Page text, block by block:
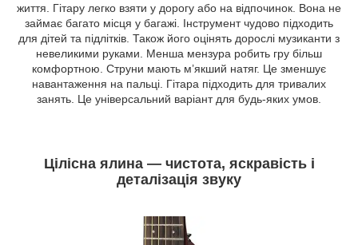
життя. Гітару легко взяти у дорогу або на відпочинок. Вона не
займає багато місця у багажі. Інструмент чудово підходить
для дітей та підлітків. Також його оцінять дорослі музиканти з
невеликими руками. Менша мензура робить гру більш
комфортною. Струни мають м’якший натяг. Це зменшує
навантаження на пальці. Гітара підходить для тривалих
занять. Це універсальний варіант для будь-яких умов.
Цілісна ялина — чистота, яскравість і
деталізація звуку